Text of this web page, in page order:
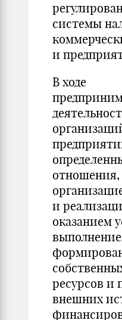
системы
и
В ходе
отношения,
и
оказанием
ресурсов и
внешних